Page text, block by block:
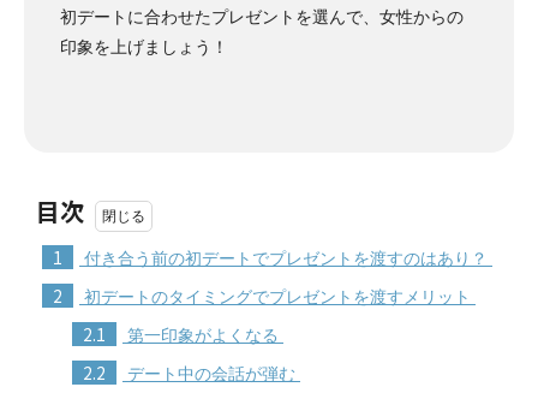
初デートに合わせたプレゼントを選んで、女性からの
印象を上げましょう！
目次
1 付き合う前の初デートでプレゼントを渡すのはあり？
2 初デートのタイミングでプレゼントを渡すメリット
2.1 第一印象がよくなる
2.2 デート中の会話が弾む